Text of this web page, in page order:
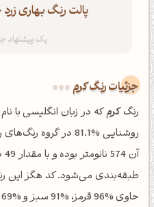
پالت رنگ بهاری
جزئیات رنگ کرم
رنگکرمکه در زبان انگلیسی با
روشنایی %81.1 در
آن 574 نانومتر بوده و با مقدار 49 درجه Hue، در خانواده
طبقه‌بندی می‌شود. کد هگز این
حاوی %96 قرمز، %91 سبز و %69 آبی می‌باشد.